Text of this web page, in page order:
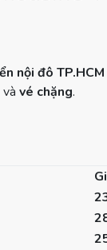
nội đô TP.HCM
vé chặng.